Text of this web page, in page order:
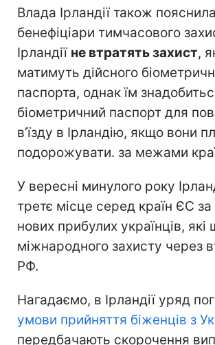
Влада Ірландії також
бенефіціари тимчасового
Ірландії не втратять захист,
матимуть дійсного
паспорта, однак їм
біометричний паспорт для
в’їзду в Ірландію, якщо вони
подорожувати. за межами
У вересні минулого року
третє місце серед країн ЄС за
нових прибулих українців,
міжнародного захисту через
РФ.
Нагадаємо, в Ірландії уряд
умови прийняття біженців з
передбачають скорочення